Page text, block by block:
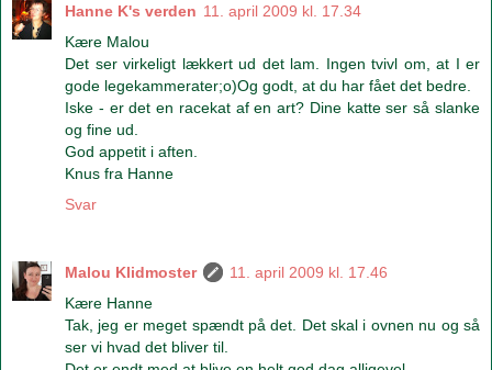
Hanne K's verden 11. april 2009 kl. 17.34
Kære Malou
Det ser virkeligt lækkert ud det lam. Ingen tvivl om, at I er
gode legekammerater;o)Og godt, at du har fået det bedre.
Iske - er det en racekat af en art? Dine katte ser så slanke
og fine ud.
God appetit i aften.
Knus fra Hanne
Svar
Malou Klidmoster
11. april 2009 kl. 17.46
Kære Hanne
Tak, jeg er meget spændt på det. Det skal i ovnen nu og så
ser vi hvad det bliver til.